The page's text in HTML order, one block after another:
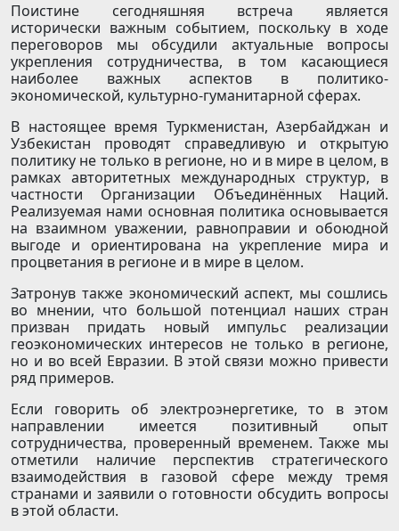
Поистине сегодняшняя встреча является
исторически важным событием, поскольку в ходе
переговоров мы обсудили актуальные вопросы
укрепления сотрудничества, в том касающиеся
наиболее важных аспектов в политико-
экономической, культурно-гуманитарной сферах.
В настоящее время Туркменистан, Азербайджан и
Узбекистан проводят справедливую и открытую
политику не только в регионе, но и в мире в целом, в
рамках авторитетных международных структур, в
частности Организации Объединённых Наций.
Реализуемая нами основная политика основывается
на взаимном уважении, равноправии и обоюдной
выгоде и ориентирована на укрепление мира и
процветания в регионе и в мире в целом.
Затронув также экономический аспект, мы сошлись
во мнении, что большой потенциал наших стран
призван придать новый импульс реализации
геоэкономических интересов не только в регионе,
но и во всей Евразии. В этой связи можно привести
ряд примеров.
Если говорить об электроэнергетике, то в этом
направлении имеется позитивный опыт
сотрудничества, проверенный временем. Также мы
отметили наличие перспектив стратегического
взаимодействия в газовой сфере между тремя
странами и заявили о готовности обсудить вопросы
в этой области.